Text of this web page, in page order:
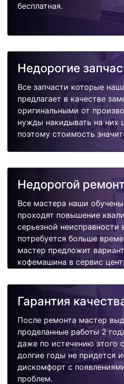
бесплатная.
Недорогие
Все запчасти которые
предлагает в качестве
оригинальными от
нужды накидывать на них
поэтому стоимость
Недорогой ремонт
Все мастера наши
проходят повышение
серьезной неисправности
потребуется больше
мастер предложит
кофемашина в сервис
Гарантия
После ремонта мастер
проделанные работы 2
даже по истечению этого
долгие годы не придется
дискомфорт с
проблем.